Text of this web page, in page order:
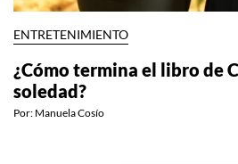
ENTRETENIMIENTO
¿Cómo termina el libro de
soledad?
Por: Manuela Cosío